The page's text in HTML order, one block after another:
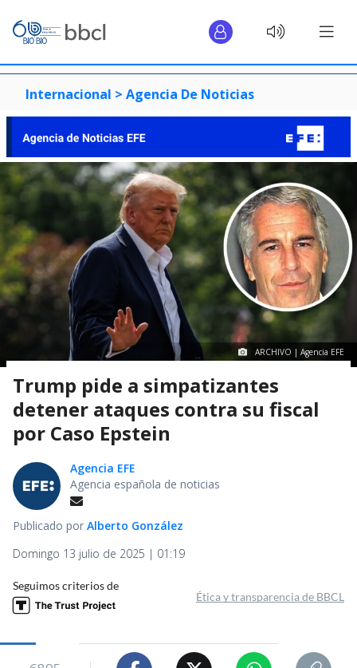
Internacional > Agencia De Noticias
ARCHIVO | Agencia EFE
Trump pide a simpatizantes
detener ataques contra su fiscal
por Caso Epstein
Agencia EFE
Agencia española de noticias
Publicado por Alberto González
Domingo 13 julio de 2025 | 01:19
Seguimos criterios de
Ética y transparencia de BBCL